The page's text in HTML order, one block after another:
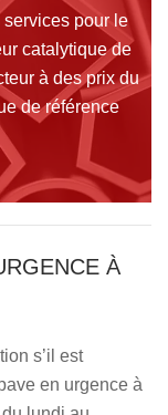
pour le
catalytique de
à des prix du
de référence
À
s’il est
en urgence à